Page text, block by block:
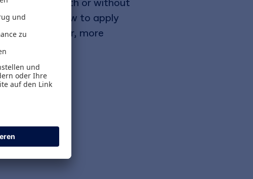
a leader - with or without
as well as how to apply
become easier, more